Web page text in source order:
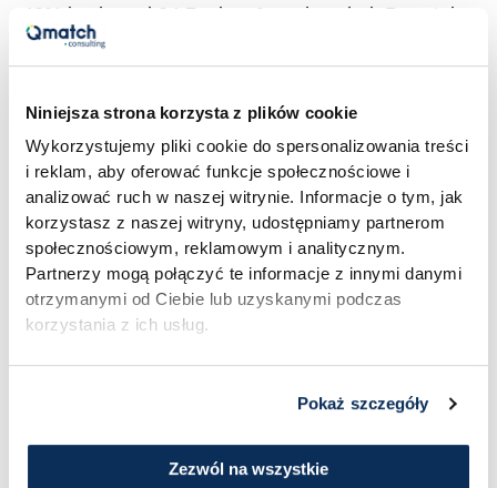
Niniejsza strona korzysta z plików cookie
Wykorzystujemy pliki cookie do spersonalizowania treści
i reklam, aby oferować funkcje społecznościowe i
analizować ruch w naszej witrynie. Informacje o tym, jak
korzystasz z naszej witryny, udostępniamy partnerom
społecznościowym, reklamowym i analitycznym.
Partnerzy mogą połączyć te informacje z innymi danymi
otrzymanymi od Ciebie lub uzyskanymi podczas
korzystania z ich usług.
Pokaż szczegóły
Zezwól na wszystkie
40% i osiągnął 34,7 mln m² powierzchni. Powstają
kolejne hale, ale wraz z nimi coraz bardziej
portale nazywają „pustostanami pracowników”:
rosnące powierzchnie składowe i kurcząca się
dostępność rąk do pracy. 74% firm w Polsce
zgłasza trudności w rekrutacji do prostych, […]
Read More »